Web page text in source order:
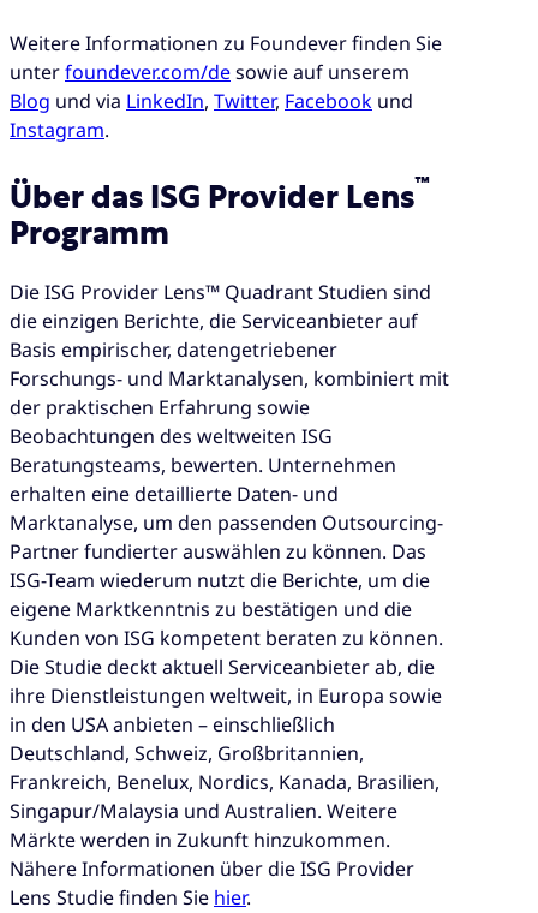
Weitere Informationen zu Foundever finden Sie
unterfoundever.com/desowie auf unserem
Blog und via LinkedIn, Twitter, Facebook und
Instagram.
Über das ISG Provider Lens™
Programm
Die ISG Provider Lens™ Quadrant Studien sind
die einzigen Berichte, die Serviceanbieter auf
Basis empirischer, datengetriebener
Forschungs- und Marktanalysen, kombiniert mit
der praktischen Erfahrung sowie
Beobachtungen des weltweiten ISG
Beratungsteams, bewerten. Unternehmen
erhalten eine detaillierte Daten- und
Marktanalyse, um den passenden Outsourcing-
Partner fundierter auswählen zu können. Das
ISG-Team wiederum nutzt die Berichte, um die
eigene Marktkenntnis zu bestätigen und die
Kunden von ISG kompetent beraten zu können.
Die Studie deckt aktuell Serviceanbieter ab, die
ihre Dienstleistungen weltweit, in Europa sowie
in den USA anbieten – einschließlich
Deutschland, Schweiz, Großbritannien,
Frankreich, Benelux, Nordics, Kanada, Brasilien,
Singapur/Malaysia und Australien. Weitere
Märkte werden in Zukunft hinzukommen.
Nähere Informationen über die ISG Provider
Lens Studie finden Sie hier.